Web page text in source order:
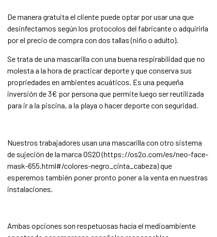
De manera gratuita el cliente puede optar por usar una que
desinfectamos según los protocolos del fabricante o adquirirla
por el precio de compra con dos tallas (niño o adulto).
Se trata de una mascarilla con una buena respirabilidad que no
molesta a la hora de practicar deporte y que conserva sus
propriedades en ambientes acuáticos. Es una pequeña
inversión de 3€ por persona que permite luego ser reutilizada
para ir a la piscina, a la playa o hacer deporte con seguridad.
Nuestros trabajadores usan una mascarilla con otro sistema
de sujeción de la marca OS2O (https://os2o.com/es/neo-face-
mask-655.html#/colores-negro_cinta_cabeza) que
esperemos también poner pronto poner a la venta en nuestras
instalaciones.
Ambas opciones son respetuosas hacía el medioambiente